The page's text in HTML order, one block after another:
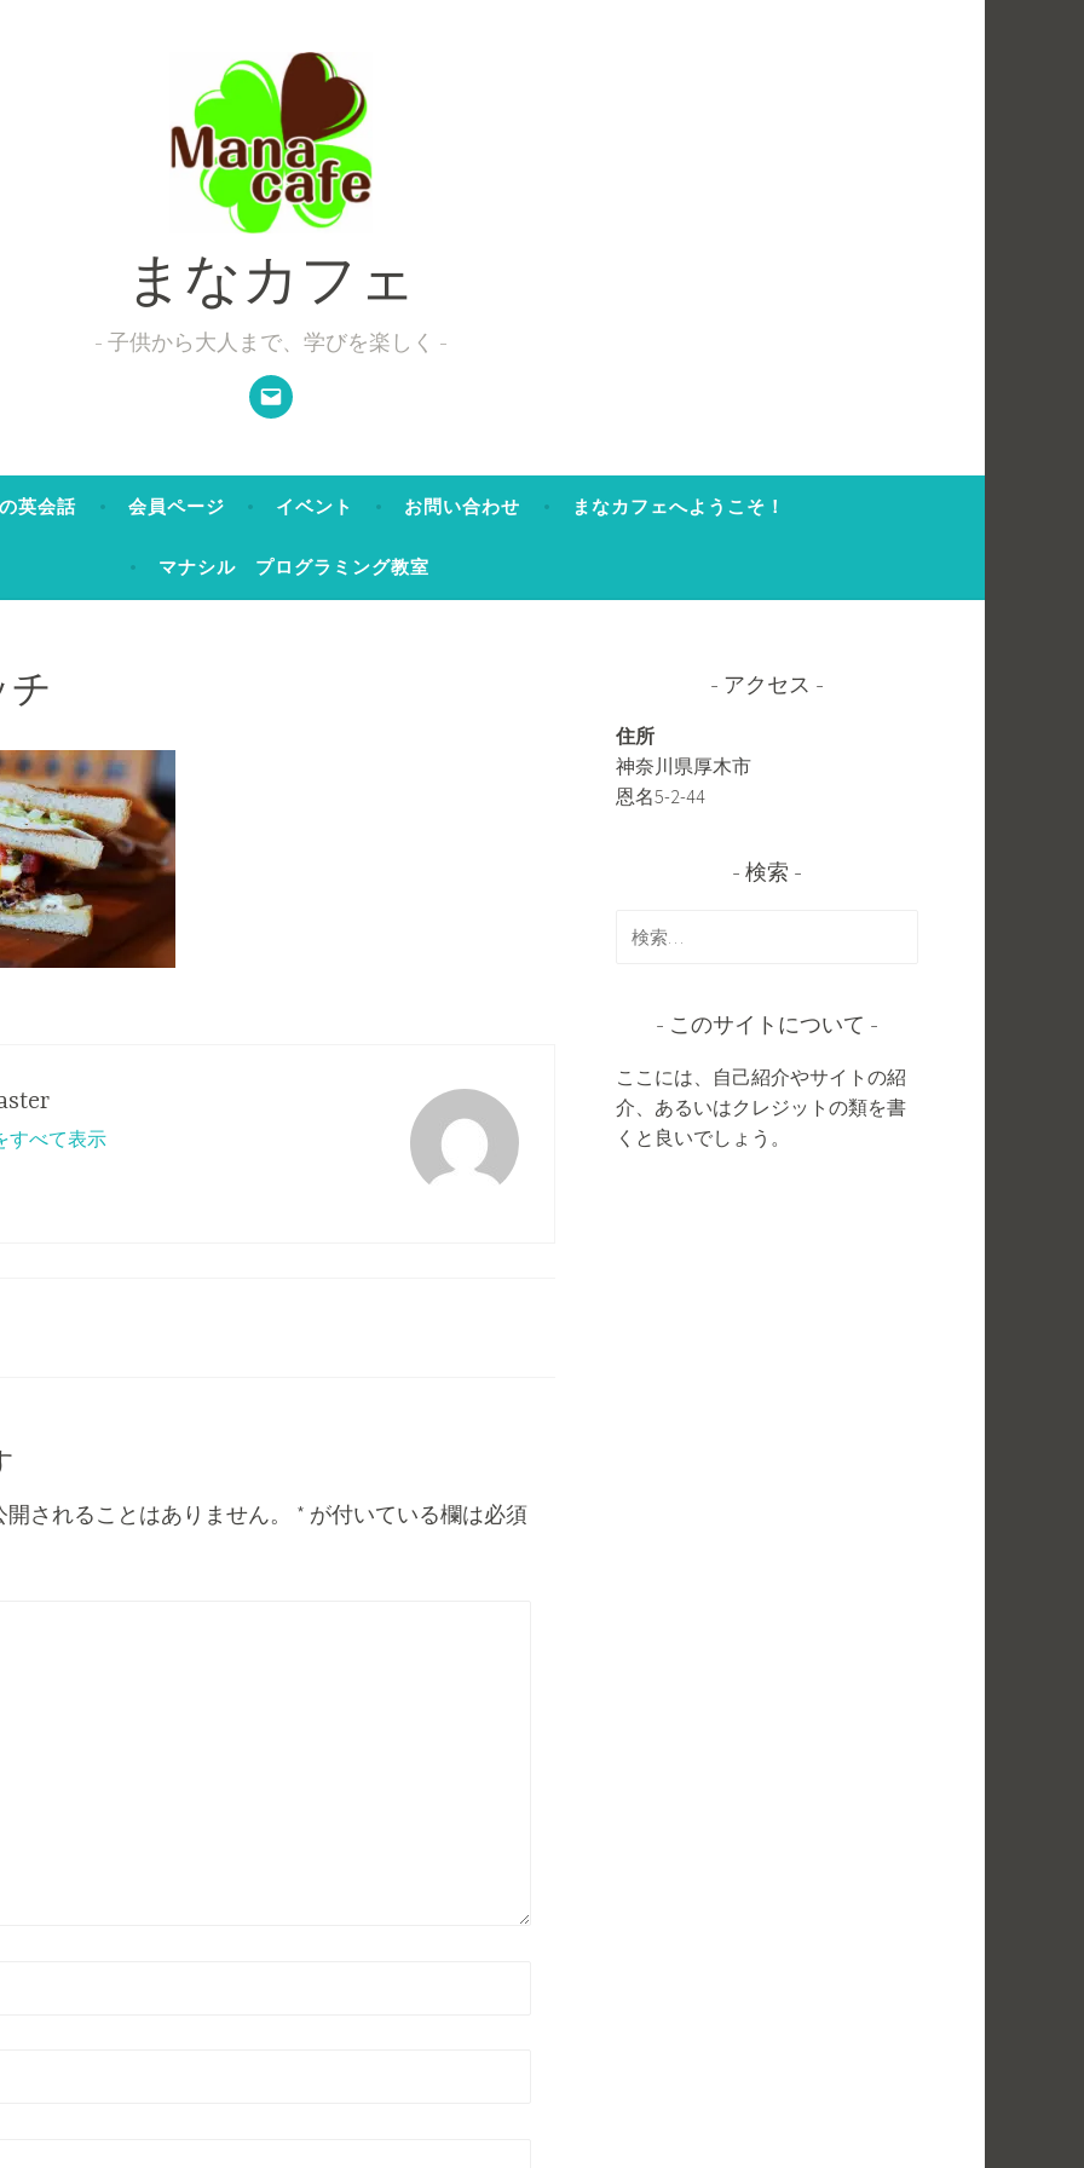
まなカフェ
子供から大人まで、学びを楽しく
メ
ー
ル
英会話 会員ページ イベント お問い合わせ まなカフェへようこそ！
マナシル プログラミング教室
チ
すべて表示
されることはありません。
* が付いている欄は必須
アクセス
住所
神奈川県厚木市
恩名5-2-44
検索
索:
このサイトについて
ここには、自己紹介やサイトの紹
介、あるいはクレジットの類を書
くと良いでしょう。